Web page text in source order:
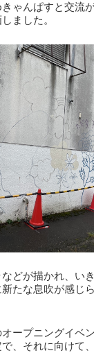
ゃんぱすと交流
ました。
どが描かれ、い
たな息吹が感じ
ープニングイベ
、それに向けて